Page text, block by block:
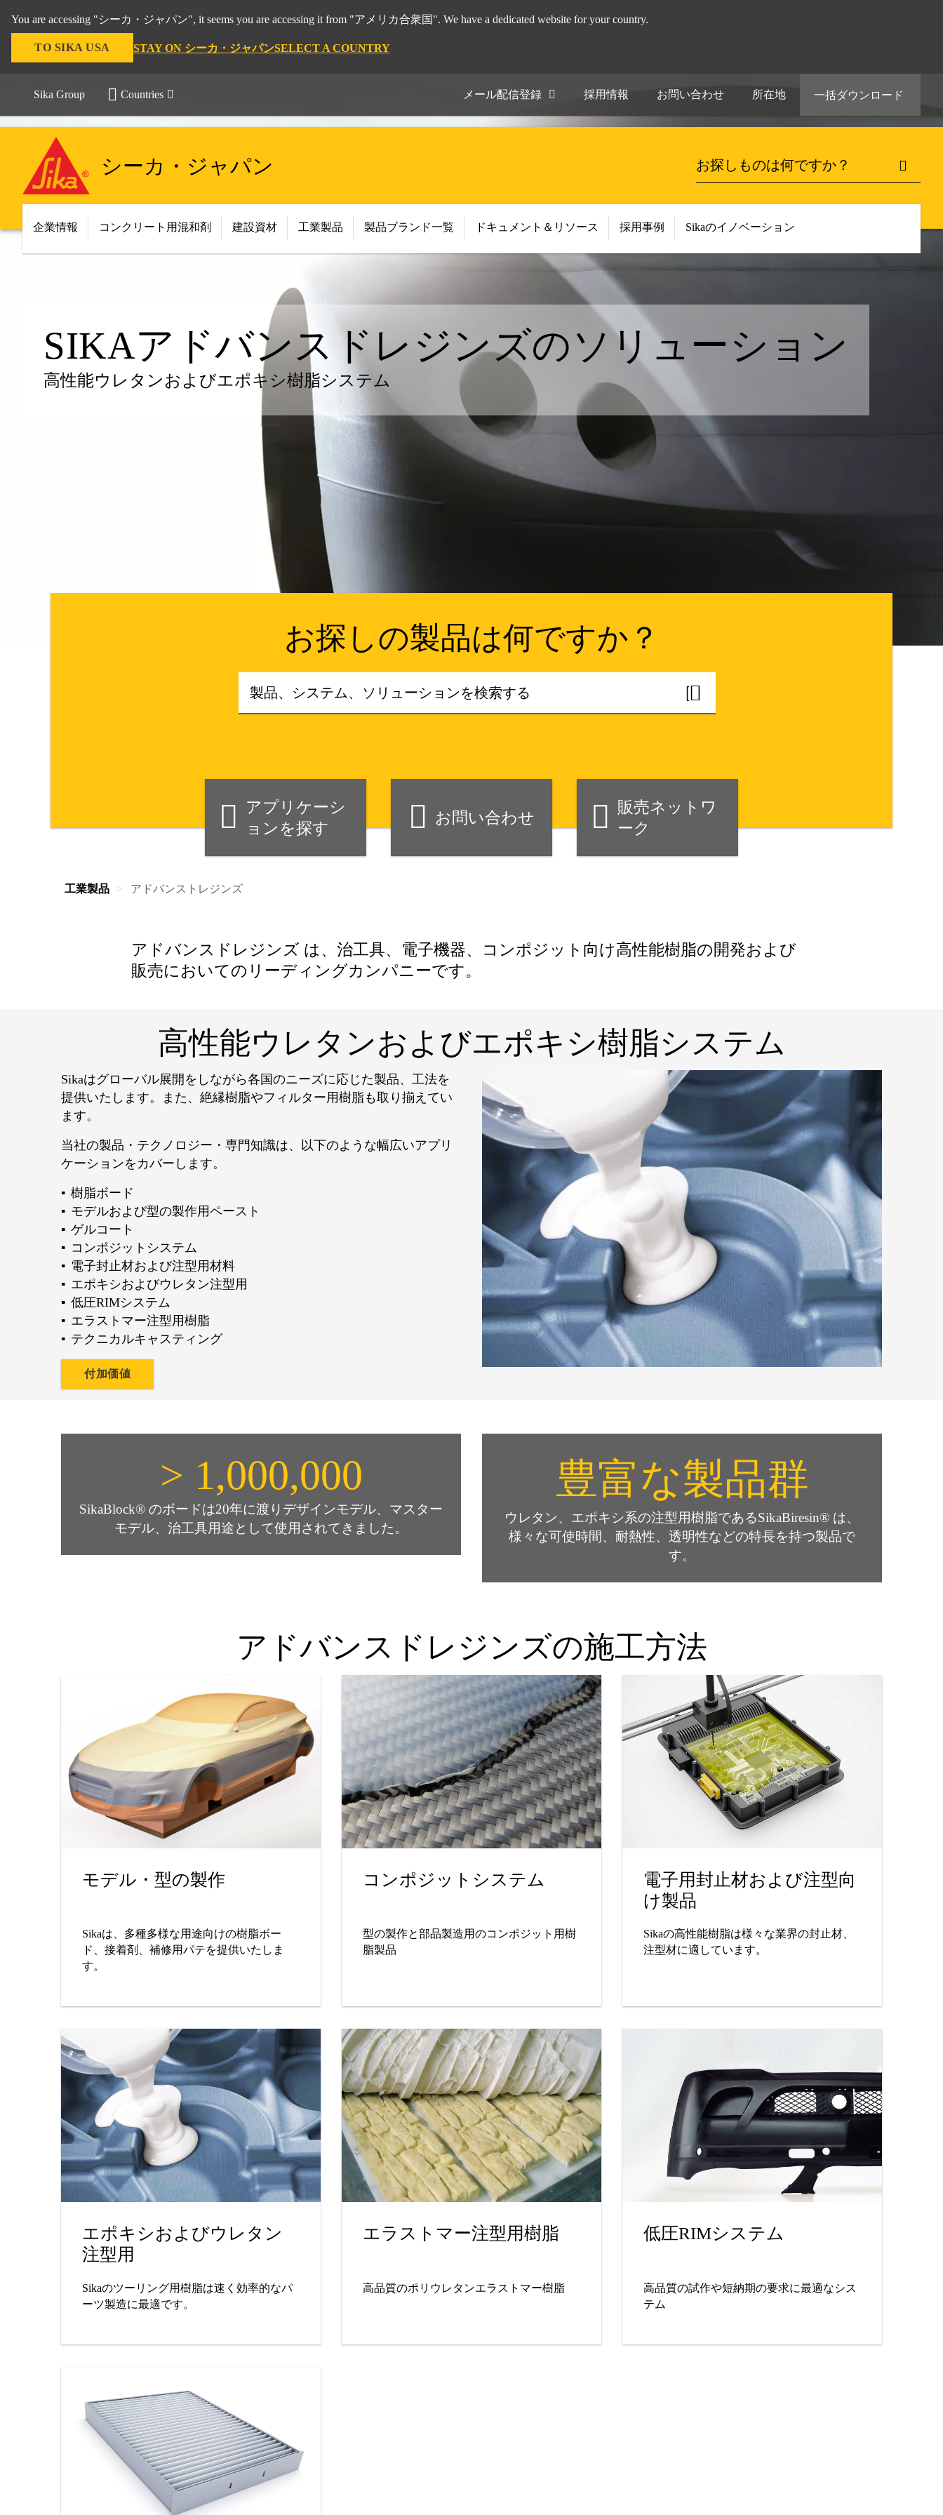
You are accessing "シーカ・ジャパン", it seems you are accessing it from "アメリカ合衆国". We have a dedicated website for your country.
TO SIKA USA STAY ON シーカ・ジャパンSELECT A COUNTRY
Sika Group Countries メール配信登録 採用情報 お問い合わせ 所在地 一括ダウンロード
シーカ・ジャパン
企業情報 コンクリート用混和剤 建設資材 工業製品 製品ブランド一覧 ドキュメント＆リソース 採用事例 Sikaのイノベーション
SIKAアドバンスドレジンズのソリューション
高性能ウレタンおよびエポキシ樹脂システム
お探しの製品は何ですか？
アプリケーシ
ョンを探す
お問い合わせ
販売ネットワ
ーク
工業製品 アドバンストレジンズ
アドバンスドレジンズ は、治工具、電子機器、コンポジット向け高性能樹脂の開発および
販売においてのリーディングカンパニーです。
高性能ウレタンおよびエポキシ樹脂システム
Sikaはグローバル展開をしながら各国のニーズに応じた製品、工法を
提供いたします。また、絶縁樹脂やフィルター用樹脂も取り揃えてい
ます。
当社の製品・テクノロジー・専門知識は、以下のような幅広いアプリ
ケーションをカバーします。
樹脂ボード
モデルおよび型の製作用ペースト
ゲルコート
コンポジットシステム
電子封止材および注型用材料
エポキシおよびウレタン注型用
低圧RIMシステム
エラストマー注型用樹脂
テクニカルキャスティング
付加価値
> 1,000,000
SikaBlock® のボードは20年に渡りデザインモデル、マスター
モデル、治工具用途として使用されてきました。
豊富な製品群
ウレタン、エポキシ系の注型用樹脂であるSikaBiresin® は、
様々な可使時間、耐熱性、透明性などの特長を持つ製品で
す。
アドバンスドレジンズの施工方法
モデル・型の製作
Sikaは、多種多様な用途向けの樹脂ボー
ド、接着剤、補修用パテを提供いたしま
す。
コンポジットシステム
型の製作と部品製造用のコンポジット用樹
脂製品
電子用封止材および注型向
け製品
Sikaの高性能樹脂は様々な業界の封止材、
注型材に適しています。
エポキシおよびウレタン
注型用
Sikaのツーリング用樹脂は速く効率的なパ
ーツ製造に最適です。
エラストマー注型用樹脂
高品質のポリウレタンエラストマー樹脂
低圧RIMシステム
高品質の試作や短納期の要求に最適なシス
テム